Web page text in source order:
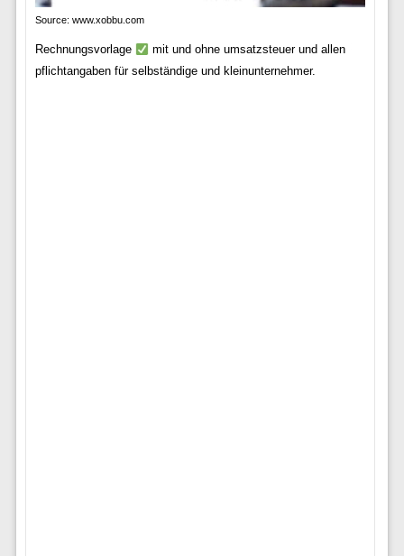
Source: www.xobbu.com
Rechnungsvorlage
mit und ohne umsatzsteuer und allen
pflichtangaben für selbständige und kleinunternehmer.